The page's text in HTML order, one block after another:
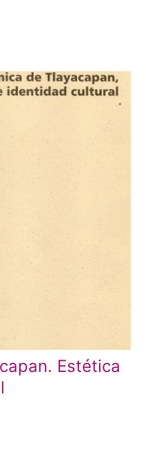
Estética